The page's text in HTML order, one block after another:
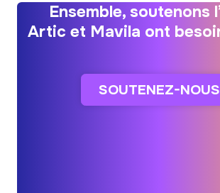
Ensemble, soutenons
Artic et Mavila ont
SOUTENEZ-NOUS